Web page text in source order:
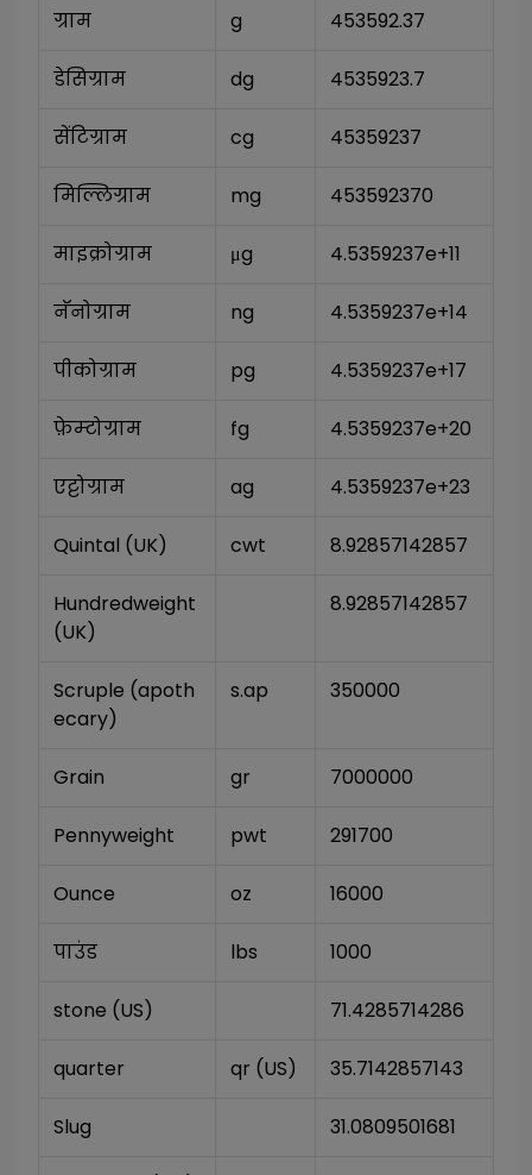
ग्राम g 453592.37
डेसिग्राम dg 4535923.7
सेंटिग्राम cg 45359237
मिल्लिग्राम mg 453592370
माइक्रोग्राम μg 4.5359237e+11
नॅनोग्राम ng 4.5359237e+14
पीकोग्राम pg 4.5359237e+17
फ़ेम्टोग्राम fg 4.5359237e+20
एट्टोग्राम ag 4.5359237e+23
Quintal (UK) cwt 8.92857142857
Hundredweight
(UK)
8.92857142857
Scruple (apoth
ecary)
s.ap 350000
Grain gr 7000000
Pennyweight pwt 291700
Ounce oz 16000
पाउंड lbs 1000
stone (US) 71.4285714286
quarter qr (US) 35.7142857143
Slug 31.0809501681